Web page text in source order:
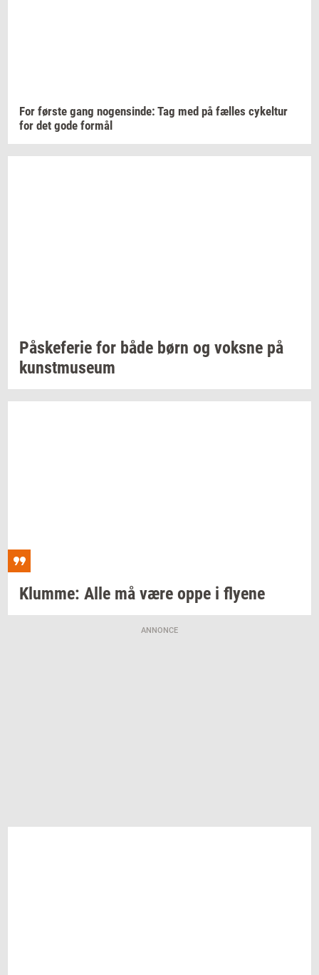
For før­ste gang no­gen­sin­de: Tag med på fæl­les cy­kel­tur
for det gode for­mål
På­ske­fe­rie for både børn og voks­ne på
kunst­mu­se­um
Klum­me: Alle må være oppe i fly­e­ne
ANNONCE